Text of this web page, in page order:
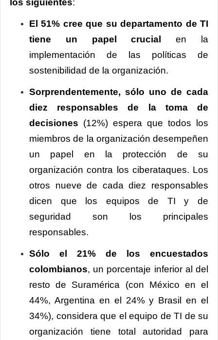
los siguientes:
El 51% cree que su departamento de TI
tiene un papel crucial
en la
implementación de las políticas de
sostenibilidad de la organización.
Sorprendentemente, sólo uno de cada
diez responsables de la toma de
decisiones (12%) espera que todos los
miembros de la organización desempeñen
un papel en la protección de su
organización contra los ciberataques. Los
otros nueve de cada diez responsables
dicen que los equipos de TI y de
seguridad son los principales
responsables.
Sólo el 21% de los encuestados
colombianos, un porcentaje inferior al del
resto de Suramérica (con México en el
44%, Argentina en el 24% y Brasil en el
34%), considera que el equipo de TI de su
organización tiene total autoridad para